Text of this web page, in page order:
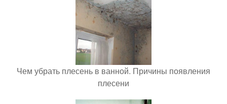
Чем убрать плесень в ванной. Причины появления
плесени